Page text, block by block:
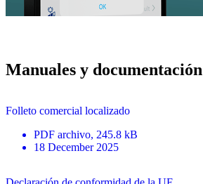
Manuales y documentación
Folleto comercial localizado
PDF archivo, 245.8 kB
18 December 2025